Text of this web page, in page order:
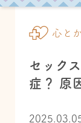
心と
セック
症？ 原